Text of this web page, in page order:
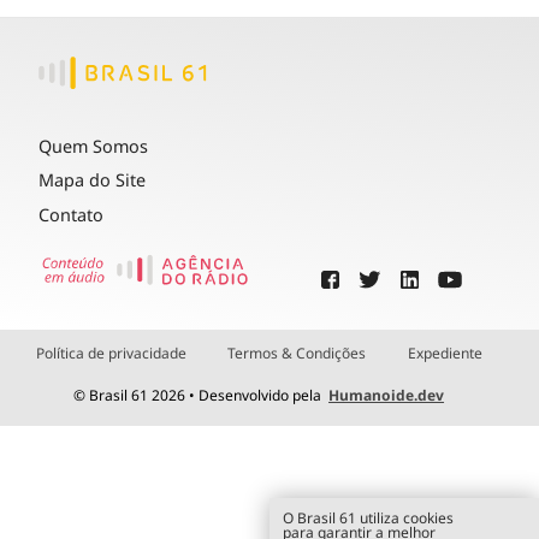
Quem Somos
Mapa do Site
Contato
Política de privacidade Termos & Condições Expediente
© Brasil 61 2026 • Desenvolvido pela Humanoide.dev
O Brasil 61 utiliza cookies
para garantir a melhor